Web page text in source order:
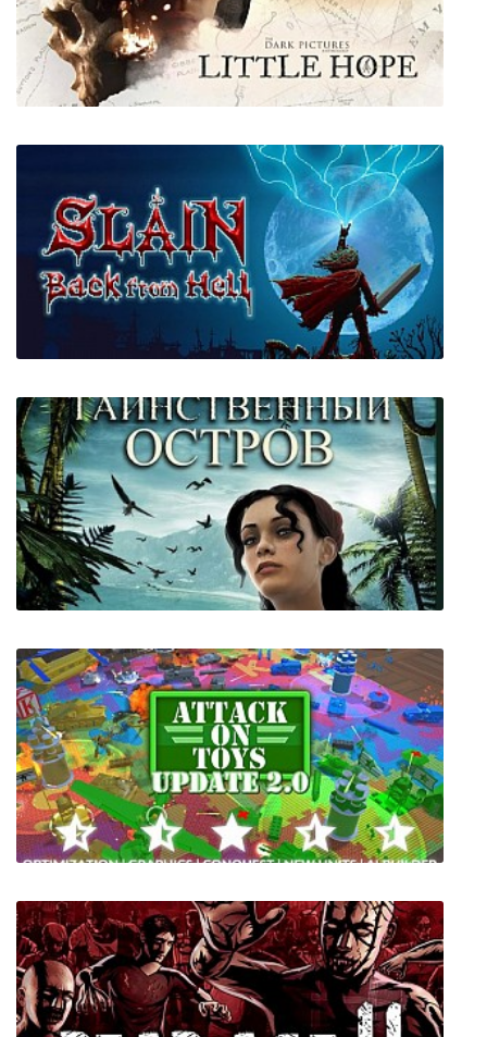
ENDER LILIES: Quietus of the Knights
The Dark Pictures Anthology: Little Hope
Slain: Back from Hell
Возвращение на таинственный остров